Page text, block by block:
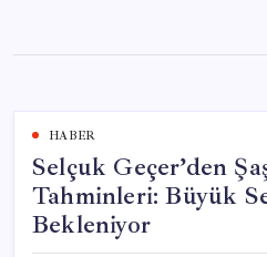
content
HABER
Selçuk Geçer’den
Tahminleri: Büyük
Bekleniyor